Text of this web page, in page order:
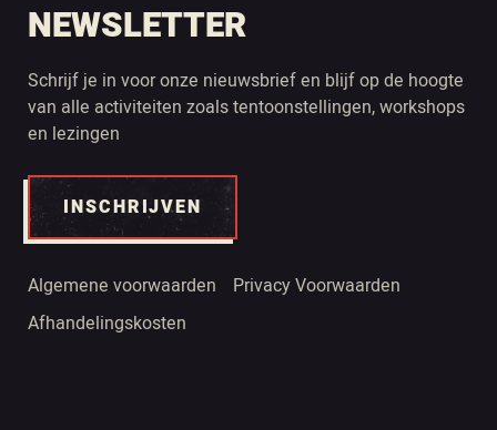
NEWSLETTER
Schrijf je in voor onze nieuwsbrief en blijf op de hoogte
van alle activiteiten zoals tentoonstellingen, workshops
en lezingen
INSCHRIJVEN
Algemene voorwaarden
Privacy Voorwaarden
Afhandelingskosten